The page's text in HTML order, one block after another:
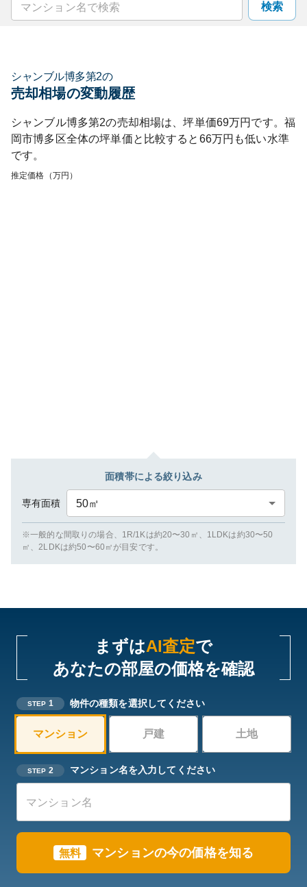
検索
シャンブル博多第2の
売却相場の変動履歴
シャンブル博多第2の売却相場は、坪単価69万円です。 福
岡市博多区全体の坪単価と比較すると 66万円も低い水準
です。
推定価格（万円）
面積帯による絞り込み
専有面積 50㎡
※一般的な間取りの場合、1R/1Kは約20〜30㎡、1LDKは約30〜50
㎡、2LDKは約50〜60㎡が目安です。
まずはAI査定で
あなたの部屋の価格を確認
STEP 1 物件の種類を選択してください
マンション 戸建 土地
STEP 2 マンション名を入力してください
無料 マンションの今の価格を知る